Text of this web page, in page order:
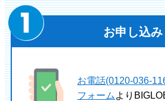
お申し込み
お電話(0120-036-
フォーム より